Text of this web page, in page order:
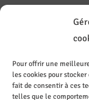
Pour offrir une
les cookies pour
fait de consentir à ces
telles que le
Contact
ez le
CASI de